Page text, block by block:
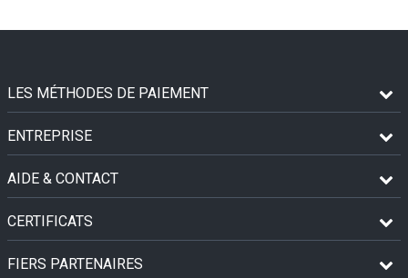
LES MÉTHODES DE PAIEMENT
ENTREPRISE
AIDE & CONTACT
CERTIFICATS
FIERS PARTENAIRES